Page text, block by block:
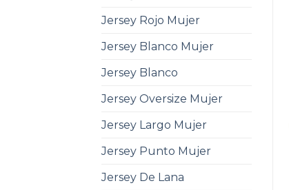
Jersey Rojo Mujer
Jersey Blanco Mujer
Jersey Blanco
Jersey Oversize Mujer
Jersey Largo Mujer
Jersey Punto Mujer
Jersey De Lana